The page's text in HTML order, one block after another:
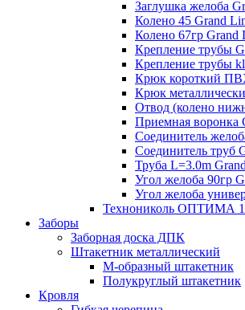
Заглушка желоба
Колено 45 Grand
Колено 67гр Grand
Крепление трубы
Крепление трубы
Крюк короткий
Крюк
Отвод (колено
Приемная воронка
Соединитель
Соединитель труб
Труба L=3.0m
Угол желоба 90гр
Угол желоба
Технониколь ОПТИМА
Заборы
Заборная доска ДПК
Штакетник металлический
М-образный штакетник
Полукруглый штакетник
Кровля